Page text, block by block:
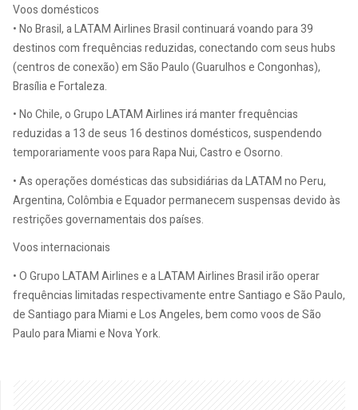
Voos domésticos
• No Brasil, a LATAM Airlines Brasil continuará voando para 39
destinos com frequências reduzidas, conectando com seus hubs
(centros de conexão) em São Paulo (Guarulhos e Congonhas),
Brasília e Fortaleza.
• No Chile, o Grupo LATAM Airlines irá manter frequências
reduzidas a 13 de seus 16 destinos domésticos, suspendendo
temporariamente voos para Rapa Nui, Castro e Osorno.
• As operações domésticas das subsidiárias da LATAM no Peru,
Argentina, Colômbia e Equador permanecem suspensas devido às
restrições governamentais dos países.
Voos internacionais
• O Grupo LATAM Airlines e a LATAM Airlines Brasil irão operar
frequências limitadas respectivamente entre Santiago e São Paulo,
de Santiago para Miami e Los Angeles, bem como voos de São
Paulo para Miami e Nova York.